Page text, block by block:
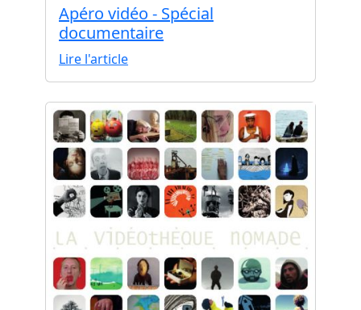
Apéro vidéo - Spécial
documentaire
Lire l'article